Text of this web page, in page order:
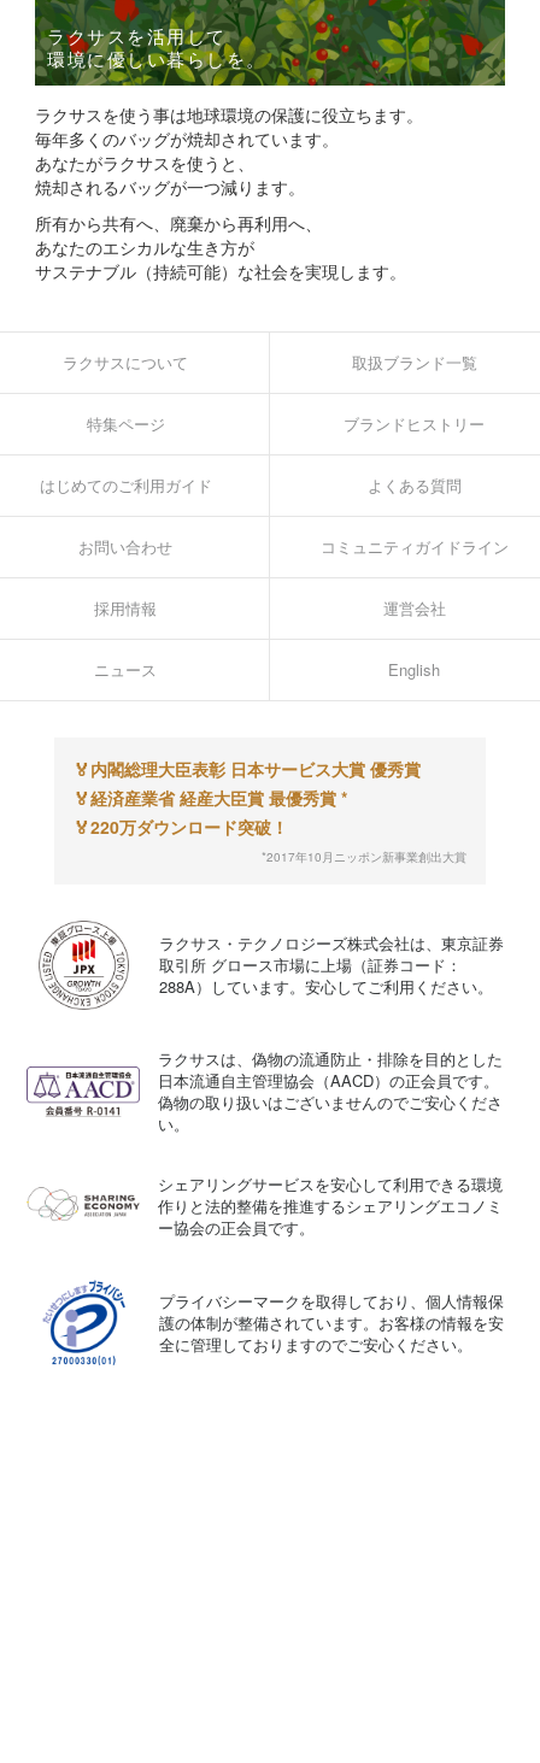
ラクサスを活用して
環境に優しい暮らしを。
ラクサスを使う事は地球環境の保護に役立ちます。
毎年多くのバッグが焼却されています。
あなたがラクサスを使うと、
焼却されるバッグが一つ減ります。
所有から共有へ、廃棄から再利用へ、
あなたのエシカルな生き方が
サステナブル（持続可能）な社会を実現します。
ラクサスについて 取扱ブランド一覧
特集ページ ブランドヒストリー
はじめてのご利用ガイド よくある質問
お問い合わせ コミュニティガイドライン
採用情報 運営会社
ニュース English
🏅 内閣総理大臣表彰 日本サービス大賞 優秀賞
🏅経済産業省 経産大臣賞 最優秀賞 *
🏅220万ダウンロード突破！
*2017年10月ニッポン新事業創出大賞
ラクサス・テクノロジーズ株式会社は、東京証券
取引所 グロース市場に上場（証券コード：
288A）しています。安心してご利用ください。
ラクサスは、偽物の流通防止・排除を目的とした
日本流通自主管理協会（AACD）の正会員です。
偽物の取り扱いはございませんのでご安心くださ
い。
シェアリングサービスを安心して利用できる環境
作りと法的整備を推進するシェアリングエコノミ
ー協会の正会員です。
プライバシーマークを取得しており、個人情報保
護の体制が整備されています。お客様の情報を安
全に管理しておりますのでご安心ください。